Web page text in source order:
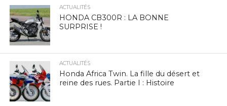
ACTUALITÉS
HONDA CB300R : LA BONNE
SURPRISE !
ACTUALITÉS
Honda Africa Twin. La fille du désert et
reine des rues. Partie I : Histoire